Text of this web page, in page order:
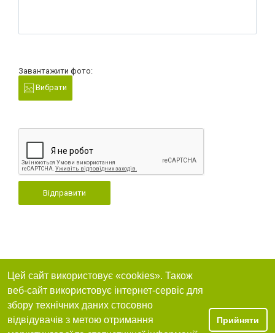
Завантажити фото:
Вибрати
Відправити
Цей сайт використовує «cookies». Також
веб-сайт використовує інтернет-сервіс для
збору технічних даних стосовно
відвідувачів з метою отримання
Прийняти